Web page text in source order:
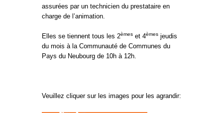
assurées par un technicien du prestataire en
charge de l’animation.
Elles se tiennent tous les 2èmes et 4èmes jeudis
du mois à la Communauté de Communes du
Pays du Neubourg de 10h à 12h.
Veuillez cliquer sur les images pour les agrandir: